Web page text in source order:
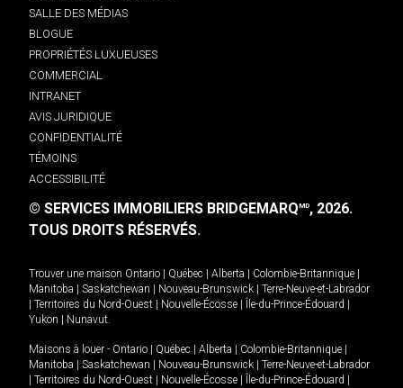
SALLE DES MÉDIAS
BLOGUE
PROPRIÉTÉS LUXUEUSES
COMMERCIAL
INTRANET
AVIS JURIDIQUE
CONFIDENTIALITÉ
TÉMOINS
ACCESSIBILITÉ
© SERVICES IMMOBILIERS BRIDGEMARQMD, 2026.
TOUS DROITS RÉSERVÉS.
Trouver une maison Ontario Québec Alberta Colombie-Britannique
Manitoba
Saskatchewan Nouveau-Brunswick
Terre-Neuve-et-Labrador
Territoires du Nord-Ouest Nouvelle-Écosse Île-du-Prince-Édouard
Yukon
Nunavut.
Maisons à louer - Ontario Québec Alberta Colombie-Britannique
Manitoba
Saskatchewan Nouveau-Brunswick
Terre-Neuve-et-Labrador
Territoires du Nord-Ouest Nouvelle-Écosse Île-du-Prince-Édouard